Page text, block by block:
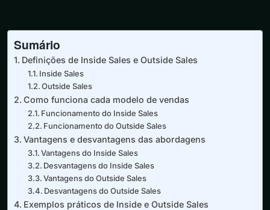
Sumário
Definições de Inside Sales e Outside Sales
Inside Sales
Outside Sales
Como funciona cada modelo de vendas
Funcionamento do Inside Sales
Funcionamento do Outside Sales
Vantagens e desvantagens das abordagens
Vantagens do Inside Sales
Desvantagens do Inside Sales
Vantagens do Outside Sales
Desvantagens do Outside Sales
Exemplos práticos de Inside e Outside Sales